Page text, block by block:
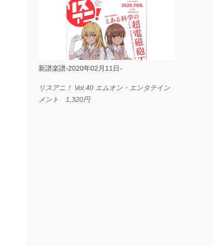
ス I LOVE．．． Official髭男dism やさしく
弾ける ピアノピース フェアリー 660円
BP2225 Kingdom of the Heavens 春畑道哉
バンドピース フェアリー 825円
新譜楽譜-2020年02月11日-
リスアニ！ Vol.40 エムオン・エンタテイン
メント 1,320円